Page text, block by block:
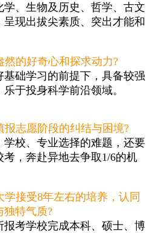
、生物及历史、哲学、古文
现出拔尖素质、突出才能和
的好奇心和探求动力?
础学习的前提下，具备较强
于投身科学前沿领域。
报志愿阶段的纠结与困境?
学校、专业选择的难题，还要
，奔赴异地去争取1/6的机
接受8年左右的培养，认同
独特气质?
考学校完成本科、硕士、博